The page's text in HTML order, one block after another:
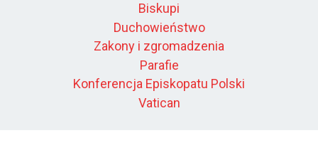
Biskupi
Duchowieństwo
Zakony i zgromadzenia
Parafie
Konferencja Episkopatu Polski
Vatican